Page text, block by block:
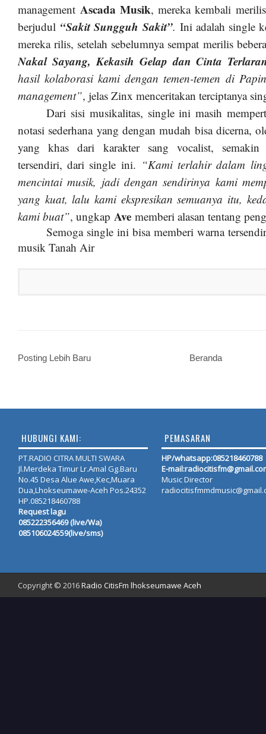
management Ascada Musik, mereka kembali
berjudul “Sakit Sungguh Sakit”. Ini adalah single
mereka rilis, setelah sebelumnya sempat merilis
Nakal Sayang, Kekasih Gelap dan Cinta
hasil kolaborasi kami dengan temen-temen di
management”, jelas Zinx menceritakan terciptanya
Dari sisi musikalitas, single ini masih
notasi sederhana yang dengan mudah bisa dicerna,
yang khas dari karakter sang vocalist, semakin
tersendiri, dari single ini. “Kami terlahir dalam
mencintai musik, jadi dengan sendirinya kami
yang kuat, lalu kami ekspresikan semuanya itu,
kami buat”, ungkap Ave memberi alasan tentang
Semoga single ini bisa memberi warna
musik Tanah Air
Posting Lebih Baru Beranda
HUBUNGI KAMI:
PT.RADIO CITRA MULTI SWARA
Jl.Merdeka Timur Lr.Amal Gg.Baru
No.45 Desa Alue Awe,Kec,Muara
Dua,Lhokseumawe-Aceh Pos.24352
HP.085218460788
Request lagu
085222356469 (live/Wa)
085106024559(live/sms)
PEMASARAN
HP/whatsapp:085218460788
E-
Music Director
Copyright © 2016Radio CitisFm lhokseumawe Aceh